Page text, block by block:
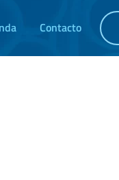
Contacto